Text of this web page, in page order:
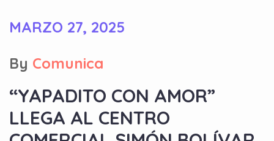
MARZO 27, 2025
By Comunica
“YAPADITO CON AMOR”
LLEGA AL CENTRO